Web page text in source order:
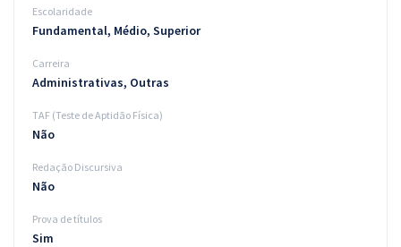
Escolaridade
Fundamental, Médio, Superior
Carreira
Administrativas, Outras
TAF (Teste de Aptidão Física)
Não
Redação Discursiva
Não
Prova de títulos
Sim